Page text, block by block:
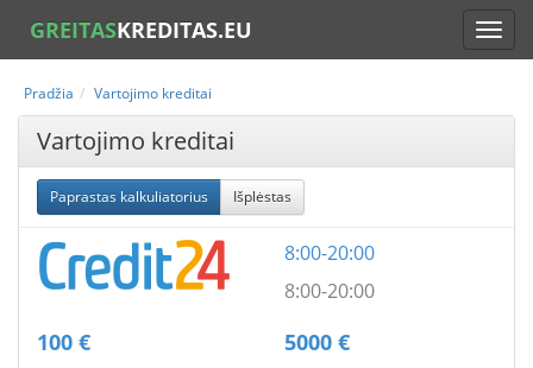
GREITASKREDITAS.EU
Pradžia Vartojimo kreditai
Vartojimo kreditai
Paprastas kalkuliatorius Išplėstas
8:00-20:00
8:00-20:00
100 €
5000 €